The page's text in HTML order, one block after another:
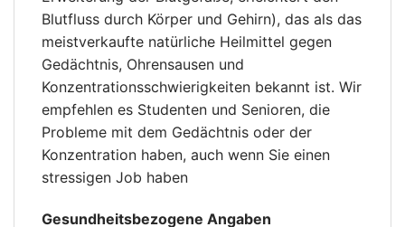
Blutfluss durch Körper und Gehirn), das als das
meistverkaufte natürliche Heilmittel gegen
Gedächtnis, Ohrensausen und
Konzentrationsschwierigkeiten bekannt ist. Wir
empfehlen es Studenten und Senioren, die
Probleme mit dem Gedächtnis oder der
Konzentration haben, auch wenn Sie einen
stressigen Job haben
Gesundheitsbezogene Angaben